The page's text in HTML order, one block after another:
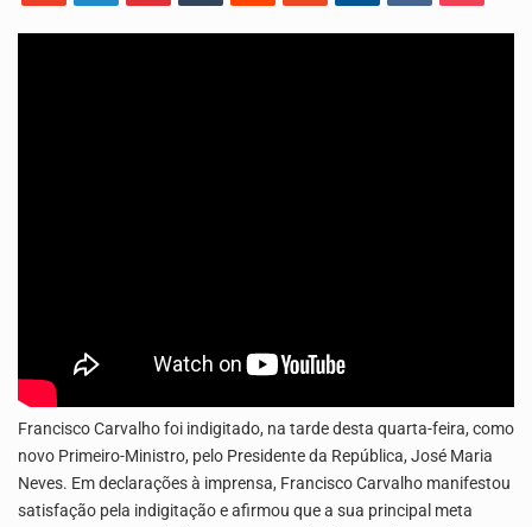
Francisco Carvalho foi indigitado, na tarde desta quarta-feira, como
novo Primeiro-Ministro, pelo Presidente da República, José Maria
Neves. Em declarações à imprensa, Francisco Carvalho manifestou
satisfação pela indigitação e afirmou que a sua principal meta